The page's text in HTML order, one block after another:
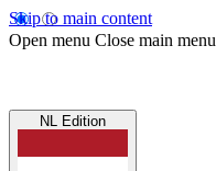
Skip to main content
Open menu Close main menu
NL Edition